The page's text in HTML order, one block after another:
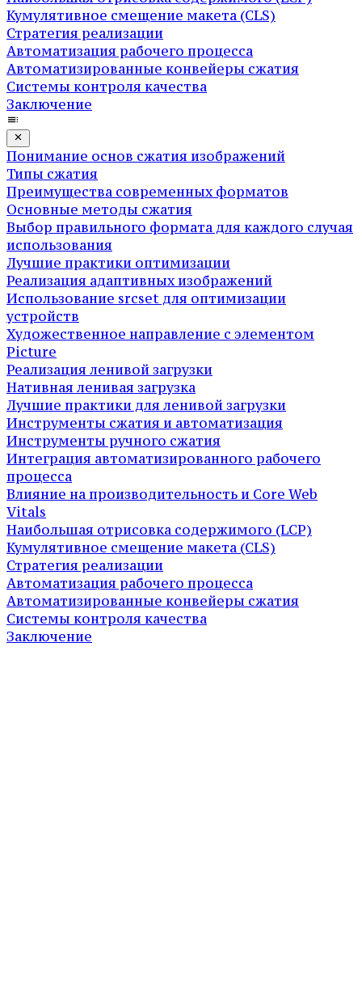
Кумулятивное смещение макета (CLS)
Стратегия реализации
Автоматизация рабочего процесса
Автоматизированные конвейеры сжатия
Системы контроля качества
Заключение
Понимание основ сжатия изображений
Типы сжатия
Преимущества современных форматов
Основные методы сжатия
Выбор правильного формата для каждого случая
использования
Лучшие практики оптимизации
Реализация адаптивных изображений
Использование srcset для оптимизации
устройств
Художественное направление с элементом
Picture
Реализация ленивой загрузки
Нативная ленивая загрузка
Лучшие практики для ленивой загрузки
Инструменты сжатия и автоматизация
Инструменты ручного сжатия
Интеграция автоматизированного рабочего
процесса
Влияние на производительность и Core Web
Vitals
Наибольшая отрисовка содержимого (LCP)
Кумулятивное смещение макета (CLS)
Стратегия реализации
Автоматизация рабочего процесса
Автоматизированные конвейеры сжатия
Системы контроля качества
Заключение